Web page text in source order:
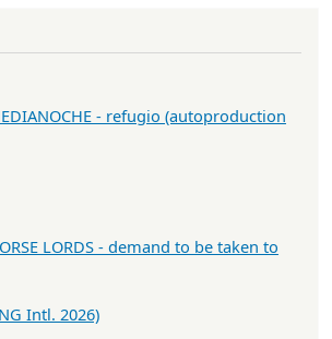
- refugio (autoproduction
LORDS - demand to be taken to
Intl. 2026)